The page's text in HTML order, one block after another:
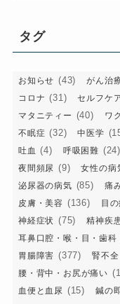
ー
タグ
お知らせ (43) がん治
コロナ (31) セルフケ
マタニティー (40) ワ
不眠症 (32) 中医学
吐血 (4) 呼吸困難 (24)
夜間頻尿 (9) 女性の病
泌尿器の病気 (85) 痛
皮膚・美容 (136) 目
神経症状 (75) 精神疾
耳鼻口腔・喉・目・歯科
胃腸障害 (377) 腎不
腰・背中・お尻が痛い
血便と血尿 (15) 鍼の